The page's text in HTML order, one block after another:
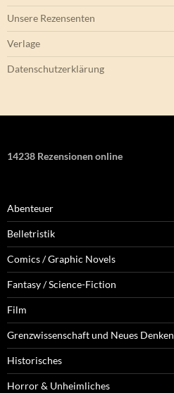
Unsere Rezensenten
Verlage
Datenschutzerklärung
14238 Rezensionen online
Abenteuer
Belletristik
Comics / Graphic Novels
Fantasy / Science-Fiction
Film
Grenzwissenschaft und Neues Denken
Historisches
Horror & Unheimliches